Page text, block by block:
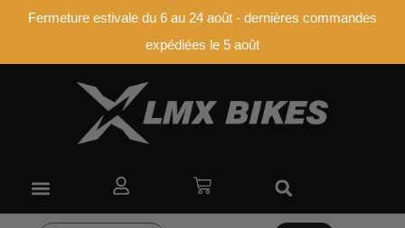
Fermeture estivale du 6 au 24 août - dernières commandes
expédiées le 5 août